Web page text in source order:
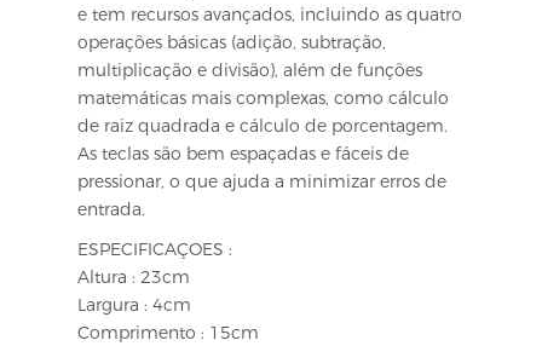
e tem recursos avançados, incluindo as quatro
operações básicas (adição, subtração,
multiplicação e divisão), além de funções
matemáticas mais complexas, como cálculo
de raiz quadrada e cálculo de porcentagem.
As teclas são bem espaçadas e fáceis de
pressionar, o que ajuda a minimizar erros de
entrada.
ESPECIFICAÇOES :
Altura : 23cm
Largura : 4cm
Comprimento : 15cm